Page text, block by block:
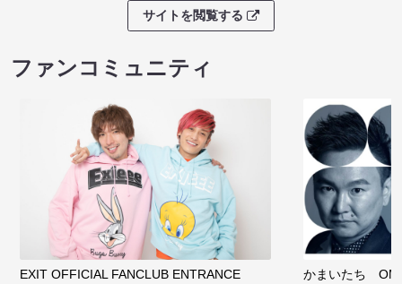
サイトを閲覧する
ファンコミュニティ
EXIT OFFICIAL FANCLUB ENTRANCE かまいたち